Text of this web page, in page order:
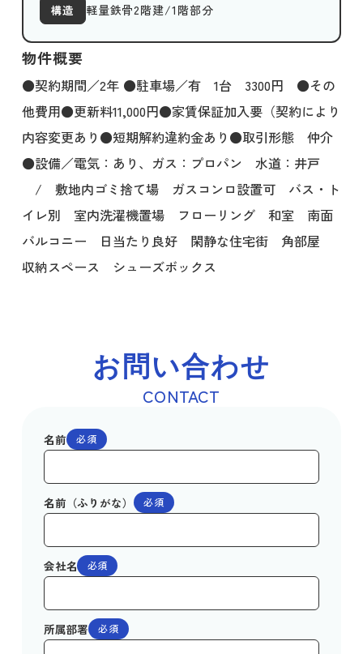
構造
軽量鉄骨2階建/1階部分
物件概要
●契約期間／2年 ●駐車場／有 1台 3300円 ●その
他費用●更新料11,000円●家賃保証加入要（契約により
内容変更あり●短期解約違約金あり●取引形態 仲介
●設備／電気：あり、ガス：プロパン 水道：井戸
/ 敷地内ゴミ捨て場 ガスコンロ設置可 バス・ト
イレ別 室内洗濯機置場 フローリング 和室 南面
バルコニー 日当たり良好 閑静な住宅街 角部屋
収納スペース シューズボックス
お問い合わせ
CONTACT
名前 必須
名前（ふりがな） 必須
会社名 必須
所属部署 必須